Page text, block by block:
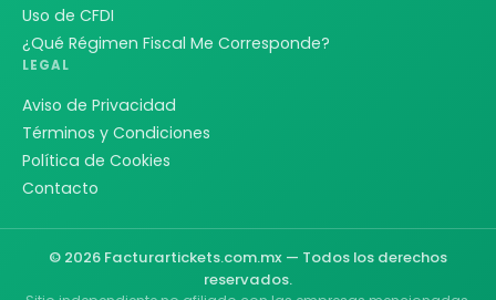
Uso de CFDI
¿Qué Régimen Fiscal Me Corresponde?
LEGAL
Aviso de Privacidad
Términos y Condiciones
Política de Cookies
Contacto
© 2026 Facturartickets.com.mx — Todos los derechos
reservados.